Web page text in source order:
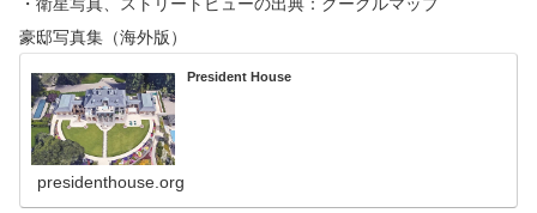
・衛星写真、ストリートビューの出典：グーグルマップ
豪邸写真集（海外版）
President House
presidenthouse.org